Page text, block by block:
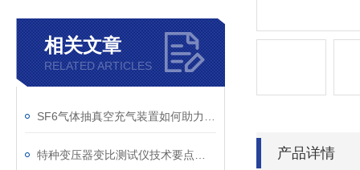
相关文章
RELATED ARTICLES
产品详情